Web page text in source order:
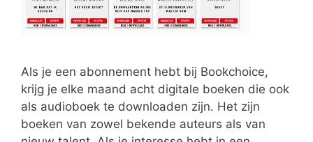
Als je een abonnement hebt bij Bookchoice,
krijg je elke maand acht digitale boeken die ook
als audioboek te downloaden zijn. Het zijn
boeken van zowel bekende auteurs als van